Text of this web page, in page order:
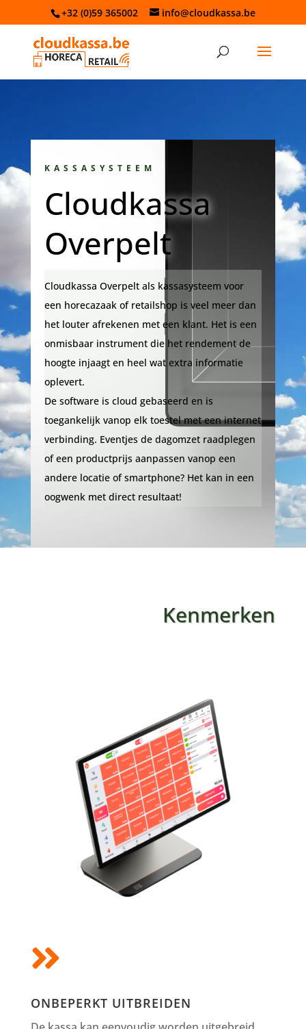
+32 (0)59 365002 info@cloudkassa.be
KASSASYSTEEM
Cloudkassa
Overpelt
Cloudkassa Overpelt als kassasysteem voor
een horecazaak of retailshop is veel meer dan
het louter afrekenen met een klant. Het is een
onmisbaar instrument die het rendement de
hoogte injaagt en heel wat extra informatie
oplevert.
De software is cloud gebaseerd en is
toegankelijk vanop elk toestel met een internet
verbinding. Eventjes de dagomzet raadplegen
of een productprijs aanpassen vanop een
andere locatie of smartphone? Het kan in een
oogwenk met direct resultaat!
Kenmerken

ONBEPERKT UITBREIDEN